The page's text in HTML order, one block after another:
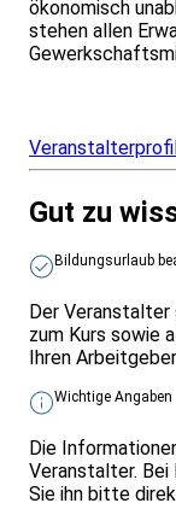
ökonomisch
stehen allen
Gut zu
Bildungsurlaub
Der
zum Kurs sowie
Ihren
Wichtige Angaben
Die
Veranstalter. Bei
Sie ihn bitte